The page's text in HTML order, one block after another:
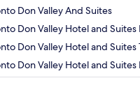
Don Valley And Suites
Don Valley Hotel and Suites
Don Valley Hotel and Suites
Don Valley Hotel and